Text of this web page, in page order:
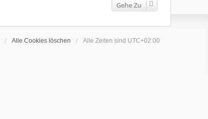
Gehe Zu
Alle Cookies löschen Alle Zeiten sind UTC+02:00